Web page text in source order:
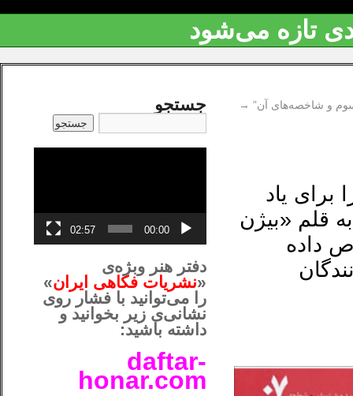
تازه می‌شود
و شاخصه‌های آن” →
یاد
قلم «بیژن
داده
جستجو
00:00
02:57
دفتر هنر وبژه‌ی
«نشریات فکاهی ایران»
را می‌توانید با فشار روی
نشانی‌ی زیر بخوانید و
داشته باشید:
daftar-
honar.com